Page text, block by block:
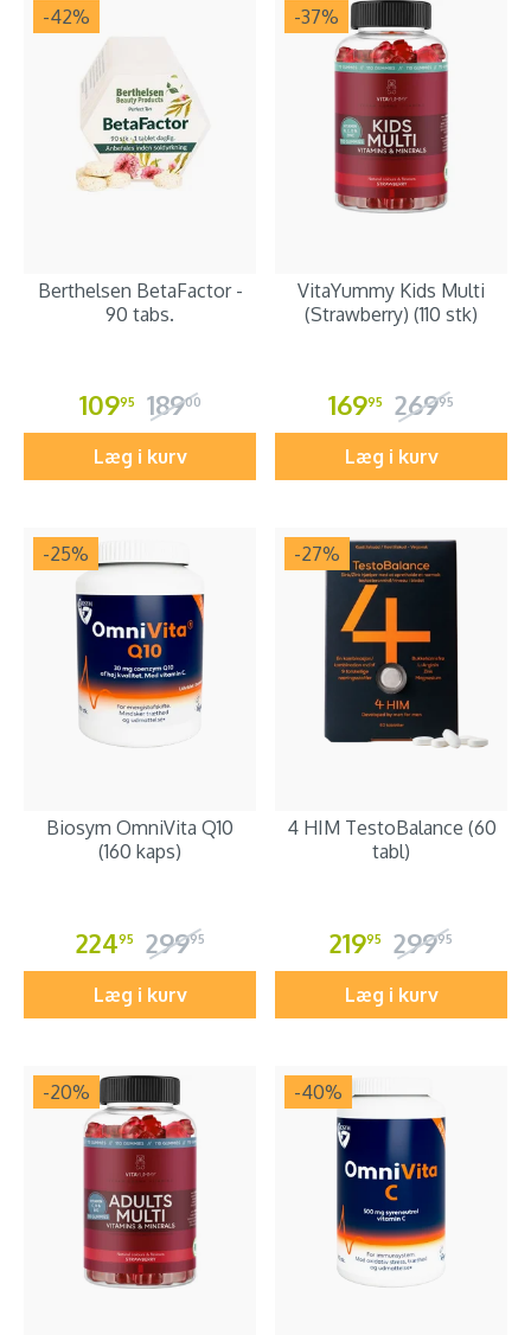
-42%
Berthelsen BetaFactor -
90 tabs.
10995 18900
Læg i kurv
-37%
VitaYummy Kids Multi
(Strawberry) (110 stk)
16995 26995
Læg i kurv
-25%
Biosym OmniVita Q10
(160 kaps)
22495 29995
Læg i kurv
-27%
4 HIM TestoBalance (60
tabl)
21995 29995
Læg i kurv
-20% -40%